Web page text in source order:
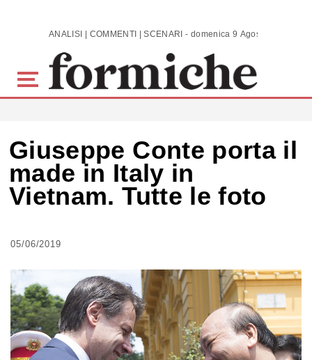
Skip to main content ANALISI | COMMENTI | SCENARI - domenica 9 Agosto 2026
Giuseppe Conte porta il
made in Italy in
Vietnam. Tutte le foto
05/06/2019